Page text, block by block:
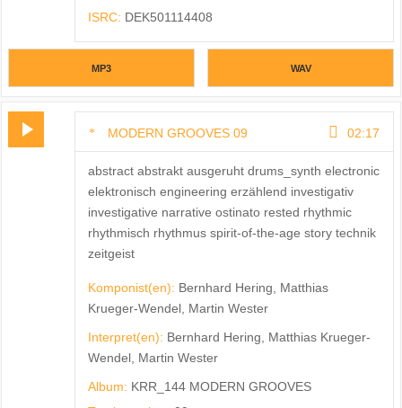
ISRC: DEK501114408
MP3 WAV
MODERN GROOVES 09 02:17
abstract abstrakt ausgeruht drums_synth electronic
elektronisch engineering erzählend investigativ
investigative narrative ostinato rested rhythmic
rhythmisch rhythmus spirit-of-the-age story technik
zeitgeist
Komponist(en): Bernhard Hering, Matthias
Krueger-Wendel, Martin Wester
Interpret(en): Bernhard Hering, Matthias Krueger-
Wendel, Martin Wester
Album: KRR_144 MODERN GROOVES